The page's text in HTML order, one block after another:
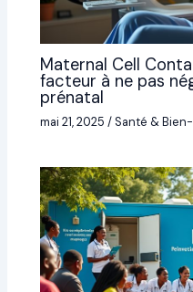
Maternal Cell
facteur à ne pas
prénatal
mai 21, 2025/Santé &